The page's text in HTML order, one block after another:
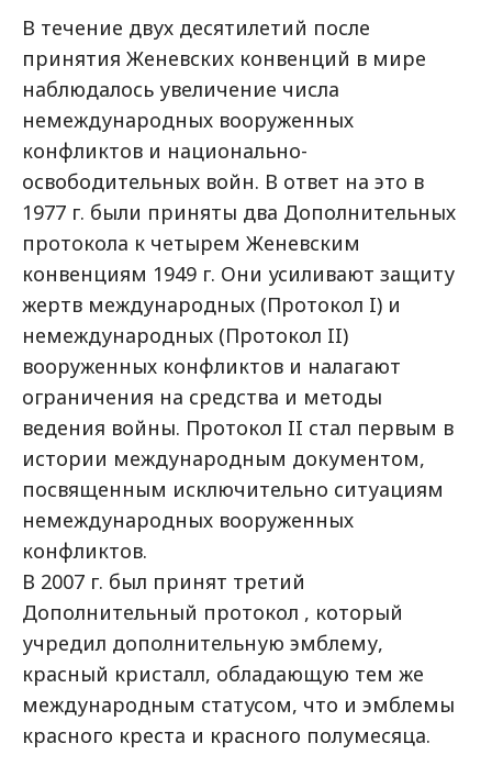
В течение двух десятилетий после
принятия Женевских конвенций в мире
наблюдалось увеличение числа
немеждународных вооруженных
конфликтов и национально-
освободительных войн. В ответ на это в
1977 г. были приняты два Дополнительных
протокола к четырем Женевским
конвенциям 1949 г. Они усиливают защиту
жертв международных (Протокол I) и
немеждународных (Протокол II)
вооруженных конфликтов и налагают
ограничения на средства и методы
ведения войны. Протокол II стал первым в
истории международным документом,
посвященным исключительно ситуациям
немеждународных вооруженных
конфликтов.
В 2007 г. был принят третий
Дополнительный протокол , который
учредил дополнительную эмблему,
красный кристалл, обладающую тем же
международным статусом, что и эмблемы
красного креста и красного полумесяца.